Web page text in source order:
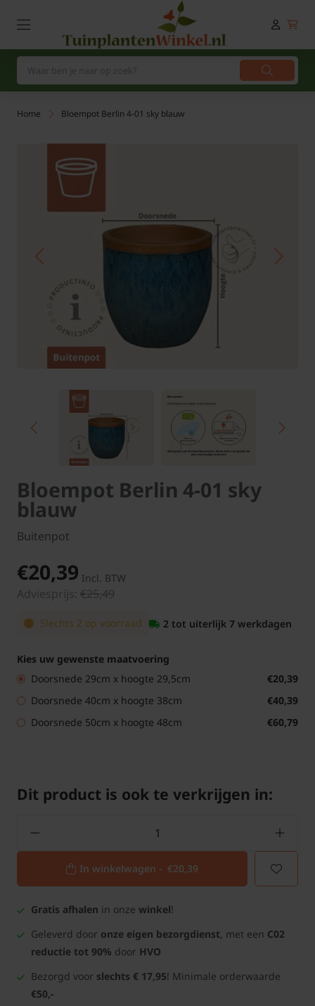
Home Bloempot Berlin 4-01 sky blauw
Bloempot Berlin 4-01 sky
blauw
Buitenpot
€20,39 Incl. BTW
Adviesprijs: €25,49
Slechts 2 op voorraad 2 tot uiterlijk 7 werkdagen
Kies uw gewenste maatvoering
Doorsnede 29cm x hoogte 29,5cm
€20,39
Doorsnede 40cm x hoogte 38cm
€40,39
Doorsnede 50cm x hoogte 48cm
€60,79
Dit product is ook te verkrijgen in:
In winkelwagen - €20,39
Gratis afhalen in onze winkel!
Geleverd door onze eigen bezorgdienst, met een C02
reductie tot 90% door HVO
Bezorgd voor slechts € 17,95! Minimale orderwaarde
€50,-